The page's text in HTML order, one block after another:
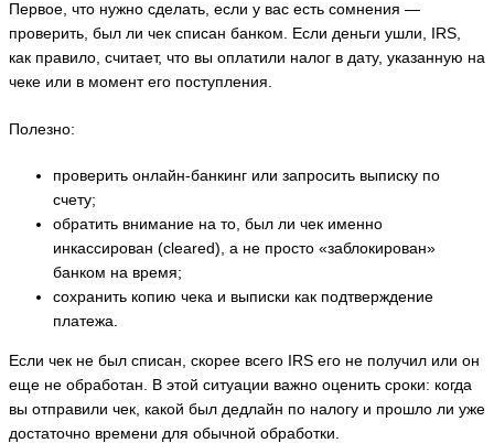
Первое, что нужно сделать, если у вас есть сомнения —
проверить, был ли чек списан банком. Если деньги ушли, IRS,
как правило, считает, что вы оплатили налог в дату, указанную на
чеке или в момент его поступления.
Полезно:
проверить онлайн-банкинг или запросить выписку по
счету;
обратить внимание на то, был ли чек именно
инкассирован (cleared), а не просто «заблокирован»
банком на время;
сохранить копию чека и выписки как подтверждение
платежа.
Если чек не был списан, скорее всего IRS его не получил или он
еще не обработан. В этой ситуации важно оценить сроки: когда
вы отправили чек, какой был дедлайн по налогу и прошло ли уже
достаточно времени для обычной обработки.